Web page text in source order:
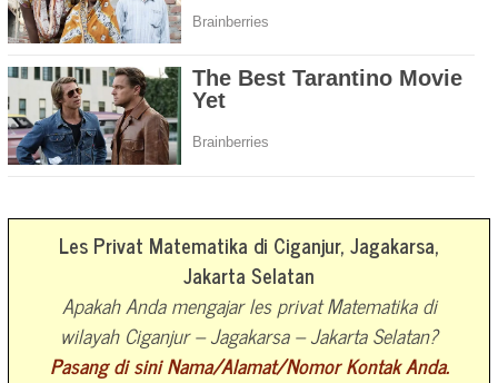
Les Privat Matematika di Ciganjur, Jagakarsa,
Jakarta Selatan
Apakah Anda mengajar les privat Matematika di
wilayah Ciganjur – Jagakarsa – Jakarta Selatan?
Pasang di sini Nama/Alamat/Nomor Kontak Anda.